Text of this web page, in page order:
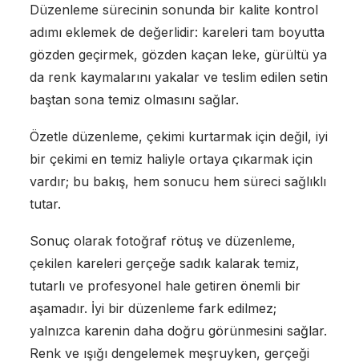
Düzenleme sürecinin sonunda bir kalite kontrol
adımı eklemek de değerlidir: kareleri tam boyutta
gözden geçirmek, gözden kaçan leke, gürültü ya
da renk kaymalarını yakalar ve teslim edilen setin
baştan sona temiz olmasını sağlar.
Özetle düzenleme, çekimi kurtarmak için değil, iyi
bir çekimi en temiz haliyle ortaya çıkarmak için
vardır; bu bakış, hem sonucu hem süreci sağlıklı
tutar.
Sonuç olarak fotoğraf rötuş ve düzenleme,
çekilen kareleri gerçeğe sadık kalarak temiz,
tutarlı ve profesyonel hale getiren önemli bir
aşamadır. İyi bir düzenleme fark edilmez;
yalnızca karenin daha doğru görünmesini sağlar.
Renk ve ışığı dengelemek meşruyken, gerçeği